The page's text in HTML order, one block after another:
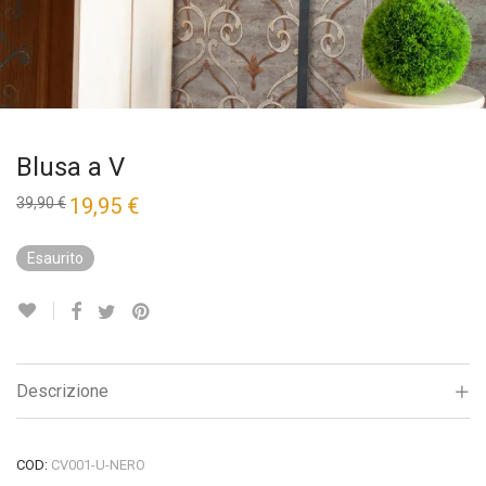
Blusa a V
39,90€ Il
prezzo
era:
39,90 €.
19,95 €
Esaurito
Descrizione
COD: CV001-U-NERO